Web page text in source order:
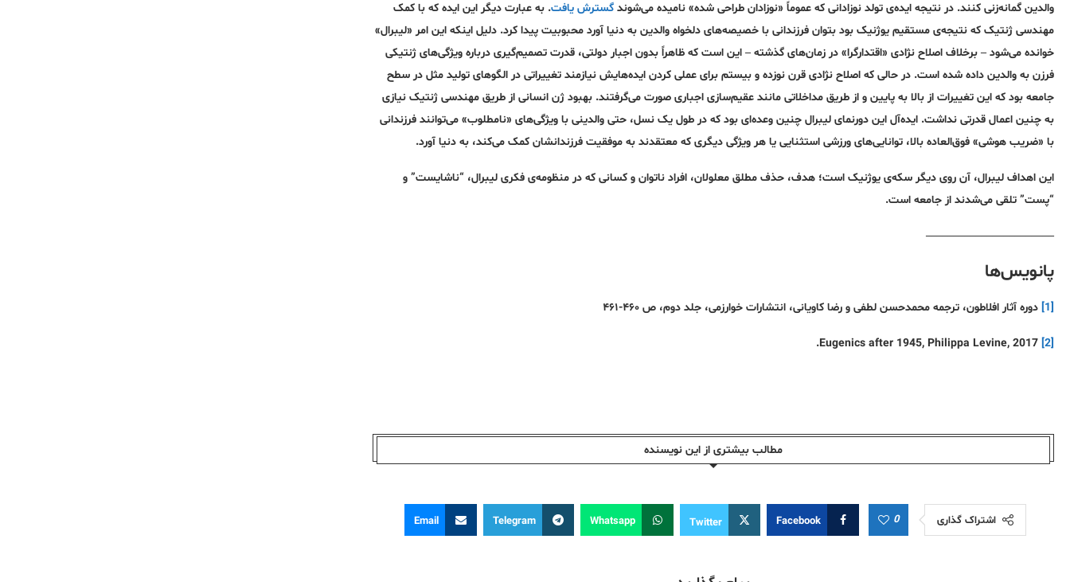
والدین گمانه‌زنی کنند. در نتیجه ایده‌ی تولد نوزادانی که عموماً «نوزادان طراحی شده» نامیده می‌شوند گسترش یافت. به عبارت دیگر این ایده که با کمک
مهندسی ژنتیک که نتیجه‌ی مستقیم یوژنیک بود بتوان فرزندانی با خصیصه‌های دلخواه والدین به دنیا آورد محبوبیت پیدا کرد. دلیل اینکه این امر «لیبرال»
خوانده می‌شود – برخلاف اصلاح نژادی «اقتدارگرا» در زمان‌های گذشته – این است که ظاهراً بدون اجبار دولتی، قدرت تصمیم‌گیری درباره ویژگی‌های ژنتیکی
فرزن به والدین داده شده است. در حالی که اصلاح نژادی قرن نوزده و بیستم برای عملی کردن ایده‌هایش نیازمند تغییراتی در الگوهای تولید مثل در سطح
جامعه بود که این تغییرات از بالا به پایین و از طریق مداخلاتی مانند عقیم‌سازی اجباری صورت می‌گرفتند. بهبود ژن انسانی از طریق مهندسی ژنتیک نیازی
به چنین اعمال قدرتی نداشت. ایده‌آل این دورنمای لیبرال چنین وعده‌ای بود که در طول یک نسل، حتی والدینی با ویژگی‌های «نامطلوب» می‌توانند فرزندانی
با «ضریب هوشی» فوق‌العاده بالا، توانایی‌های ورزشی استثنایی یا هر ویژگی دیگری که معتقدند به موفقیت فرزندانشان کمک می‌کند، به دنیا آورد.
این اهداف لیبرال، آن روی دیگر سکه‌ی یوژنیک است؛ هدف، حذف مطلق معلولان، افراد ناتوان و کسانی که در منظومه‌ی فکری لیبرال، “ناشایست” و
“پست” تلقی می‌شدند از جامعه است.
–––––––––––––––––––––––
پانویس‌ها
[1] دوره آثار افلاطون، ترجمه محمدحسن لطفی و رضا کاویانی، انتشارات خوارزمی، جلد دوم، ص ۴۶۰-۴۶۱
[2]
مطالب بیشتری از این نویسندە
اشتراک گذاری 0
Facebook
Twitter
Whatsapp
Telegram
Email